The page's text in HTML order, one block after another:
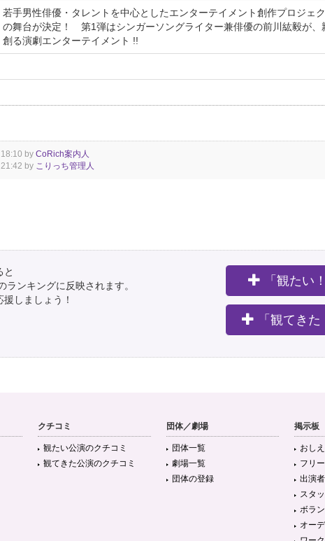
若手男性俳優・タレントを中心としたエンターテイメント創作プロジェ
の舞台が決定！ 第1弾はシンガーソングライター兼俳優の前川紘毅が、
創る演劇エンターテイメント !!
by CoRich案内人
by こりっち管理人
と
ランキングに反映されます。
しましょう！
「観たい
「観てき
クチコミ
観たい公演のクチコミ
観てきた公演のクチコミ
団体／劇場
団体一覧
劇場一覧
団体の登録
掲示板
おし
フリ
出演
スタ
ボラ
オー